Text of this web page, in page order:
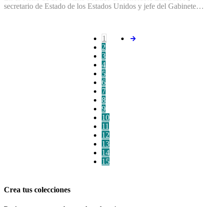
secretario de Estado de los Estados Unidos y jefe del Gabinete…
1
2
3
4
5
6
7
8
9
10
11
12
13
14
15
Crea tus colecciones